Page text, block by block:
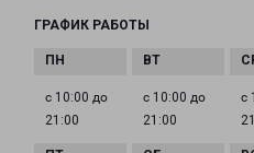
ГРАФИК РАБОТЫ
с 10:00 до
21:00
с 10:00 до
21:00
с